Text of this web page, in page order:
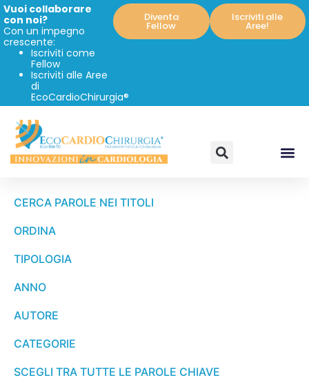
Vuoi collaborare
con noi?
Con un impegno
crescente:
Iscriviti come
Fellow
Iscriviti alle Aree
di
EcoCardioChirurgia®
Diventa
Fellow
Iscriviti alle
Aree!
CERCA PAROLE NEI TITOLI
ORDINA
TIPOLOGIA
ANNO
AUTORE
CATEGORIE
SCEGLI TRA TUTTE LE PAROLE CHIAVE